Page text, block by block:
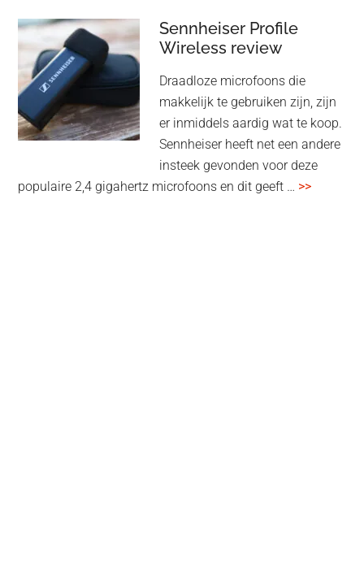
audiomatrix
voor
high-
end
multiroom
Sennheiser Profile
Wireless review
Draadloze microfoons die
makkelijk te gebruiken zijn, zijn
er inmiddels aardig wat te koop.
Sennheiser heeft net een andere
insteek gevonden voor deze
populaire 2,4 gigahertz microfoons en dit geeft … >>